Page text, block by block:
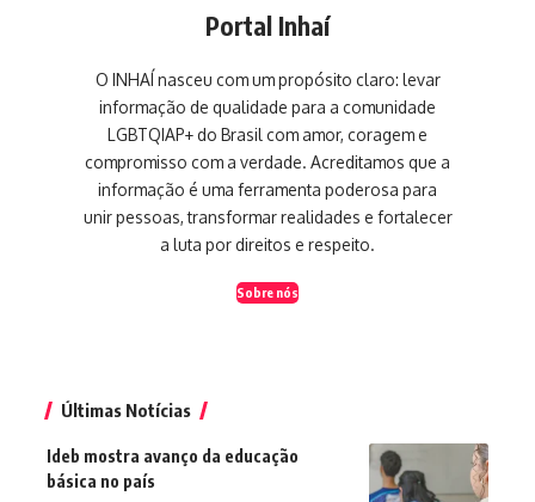
Portal Inhaí
O INHAÍ nasceu com um propósito claro: levar
informação de qualidade para a comunidade
LGBTQIAP+ do Brasil com amor, coragem e
compromisso com a verdade. Acreditamos que a
informação é uma ferramenta poderosa para
unir pessoas, transformar realidades e fortalecer
a luta por direitos e respeito.
Sobre nós
Últimas Notícias
Ideb mostra avanço da educação
básica no país